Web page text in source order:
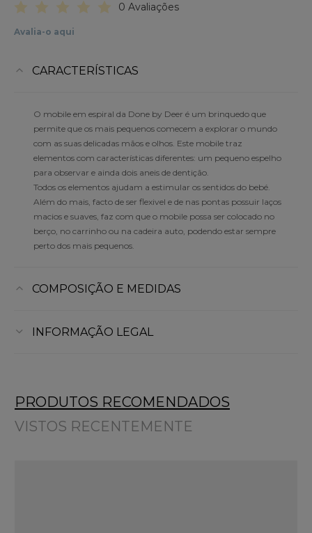
0 Avaliações
Avalia-o aqui
CARACTERÍSTICAS
O mobile em espiral da Done by Deer é um brinquedo que
permite que os mais pequenos comecem a explorar o mundo
com as suas delicadas mãos e olhos. Este mobile traz
elementos com características diferentes: um pequeno espelho
para observar e ainda dois aneis de dentição.
Todos os elementos ajudam a estimular os sentidos do bebé.
Além do mais, facto de ser flexivel e de nas pontas possuir laços
macios e suaves, faz com que o mobile possa ser colocado no
berço, no carrinho ou na cadeira auto, podendo estar sempre
perto dos mais pequenos.
COMPOSIÇÃO E MEDIDAS
INFORMAÇÃO LEGAL
PRODUTOS RECOMENDADOS
VISTOS RECENTEMENTE